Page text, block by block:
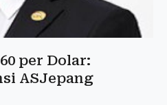
per Dolar:
ASJepang